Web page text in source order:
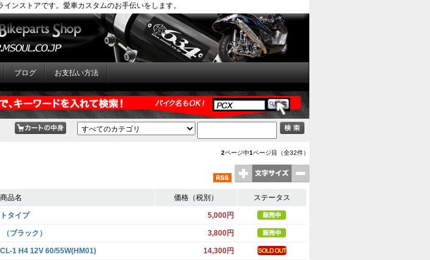
ンストアです。愛車カスタムのお手伝いをします。
ブログ お支払い方法
2ページ中1ページ目（全32件）
商品名 価格（税別） ステータス
タイプ 5,000円
ブラック） 3,800円
1 H4 12V 60/55W(HM01) 14,300円